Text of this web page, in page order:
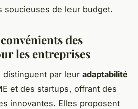
soucieuses de leur budget.
des
les entreprises
distinguent par leur adaptabilité
et des startups, offrant des
innovantes. Elles proposent